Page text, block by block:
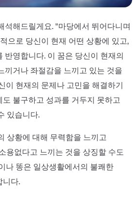
석해드릴게요. "마당에서 뛰어다니며
으로 당신이 현재 어떤 상황에 있고,
반영합니다. 이 꿈은 당신이 현재의
끼거나 좌절감을 느끼고 있는 것을
이 현재의 문제나 고민을 해결하기
불구하고 성과를 거두지 못하고
있습니다.
상황에 대해 무력함을 느끼고
용없다고 느끼는 것을 상징할 수도
나 똥은 일상생활에서의 불쾌한
니다.